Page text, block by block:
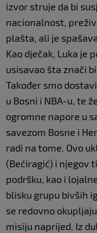
izvor struje da bi
nacionalnost,
plašta, ali je
Kao dječak, Luka je
usisavao šta znači
Također smo
u Bosni i NBA-u, te
ogromne napore u
savezom Bosne i
radi na tome. Ovo
(Bećiragić) i njegov
podršku, kao i
blisku grupu bivših
se redovno
misiju naprijed. Iz